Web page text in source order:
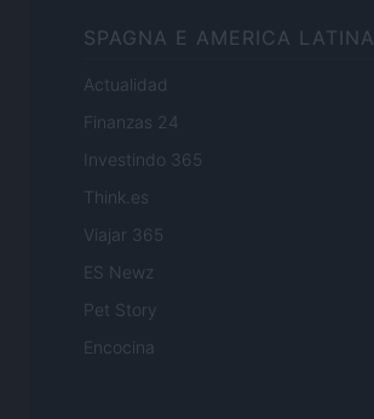
SPAGNA E AMERICA LATINA
Actualidad
Finanzas 24
Investindo 365
Think.es
Viajar 365
ES Newz
Pet Story
Encocina